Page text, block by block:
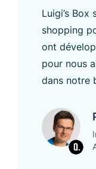
Luigi’s
shopping
ont
pour nous
dans notre